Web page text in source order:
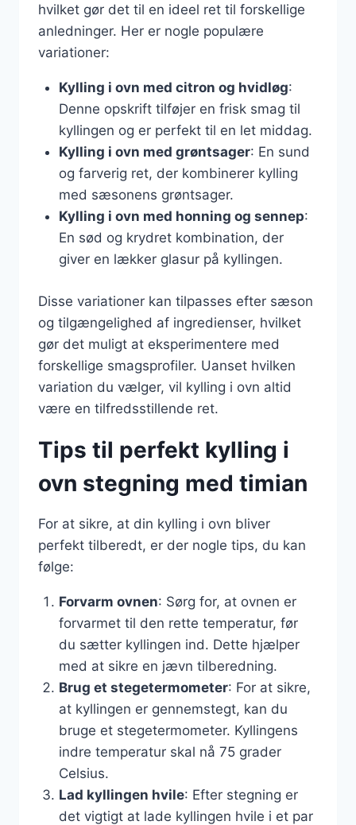
hvilket gør det til en ideel ret til forskellige
anledninger. Her er nogle populære
variationer:
Kylling i ovn med citron og hvidløg:
Denne opskrift tilføjer en frisk smag til
kyllingen og er perfekt til en let middag.
Kylling i ovn med grøntsager: En sund
og farverig ret, der kombinerer kylling
med sæsonens grøntsager.
Kylling i ovn med honning og sennep:
En sød og krydret kombination, der
giver en lækker glasur på kyllingen.
Disse variationer kan tilpasses efter sæson
og tilgængelighed af ingredienser, hvilket
gør det muligt at eksperimentere med
forskellige smagsprofiler. Uanset hvilken
variation du vælger, vil kylling i ovn altid
være en tilfredsstillende ret.
Tips til perfekt kylling i
ovn stegning med timian
For at sikre, at din kylling i ovn bliver
perfekt tilberedt, er der nogle tips, du kan
følge:
Forvarm ovnen: Sørg for, at ovnen er
forvarmet til den rette temperatur, før
du sætter kyllingen ind. Dette hjælper
med at sikre en jævn tilberedning.
Brug et stegetermometer: For at sikre,
at kyllingen er gennemstegt, kan du
bruge et stegetermometer. Kyllingens
indre temperatur skal nå 75 grader
Celsius.
Lad kyllingen hvile: Efter stegning er
det vigtigt at lade kyllingen hvile i et par